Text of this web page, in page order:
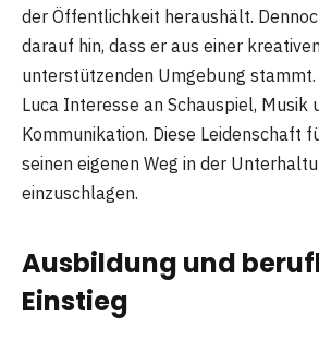
der Öffentlichkeit heraushält.
darauf hin, dass er aus einer
unterstützenden Umgebung stammt.
Luca Interesse an Schauspiel, Musik
Kommunikation. Diese Leidenschaft
seinen eigenen Weg in der
einzuschlagen.
Ausbildung und
Einstieg